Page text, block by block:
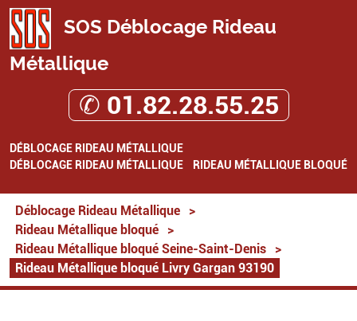
SOS Déblocage Rideau
Métallique
✆ 01.82.28.55.25
DÉBLOCAGE RIDEAU MÉTALLIQUE
DÉBLOCAGE RIDEAU MÉTALLIQUE
RIDEAU MÉTALLIQUE BLOQUÉ
Déblocage Rideau Métallique
>
Rideau Métallique bloqué
>
Rideau Métallique bloqué Seine-Saint-Denis
>
Rideau Métallique bloqué Livry Gargan 93190